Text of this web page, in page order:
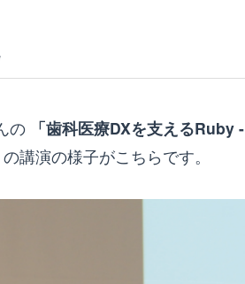
の 「歯科医療DXを支えるRuby -
の講演の様子がこちらです。